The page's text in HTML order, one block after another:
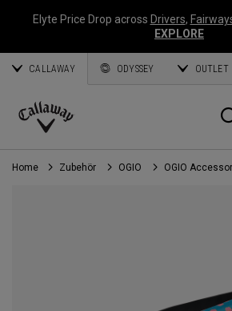
Elyte Price Drop across Drivers,
EXPLORE
CALLAWAY ODYSSEY OUTLET
Callaway
Golf
Home Zubehör OGIO OGIO